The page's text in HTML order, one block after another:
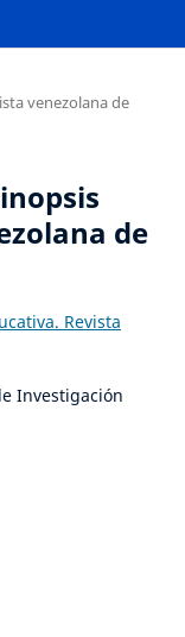
venezolana de
de
Investigación